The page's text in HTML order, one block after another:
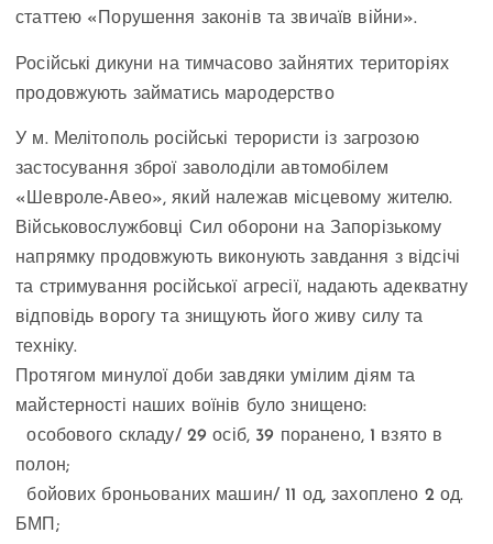
статтею «Порушення законів та звичаїв війни».
Російські дикуни на тимчасово зайнятих територіях
продовжують займатись мародерство
У м. Мелітополь російські терористи із загрозою
застосування зброї заволоділи автомобілем
«Шевроле-Авео», який належав місцевому жителю.
Військовослужбовці Сил оборони на Запорізькому
напрямку продовжують виконують завдання з відсічі
та стримування російської агресії, надають адекватну
відповідь ворогу та знищують його живу силу та
техніку.
Протягом минулої доби завдяки умілим діям та
майстерності наших воїнів було знищено:
особового складу/ 29 осіб, 39 поранено, 1 взято в
полон;
бойових броньованих машин/ 11 од, захоплено 2 од.
БМП;